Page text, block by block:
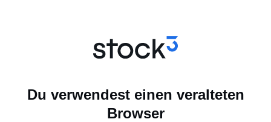
Du verwendest einen veralteten
Browser